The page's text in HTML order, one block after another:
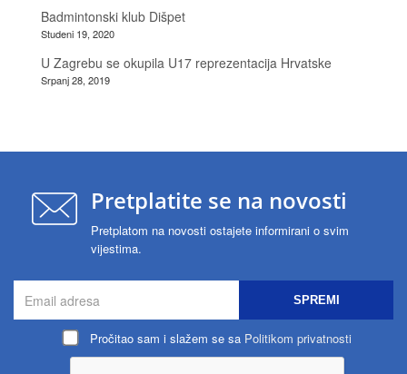
Badmintonski klub Dišpet
Studeni 19, 2020
U Zagrebu se okupila U17 reprezentacija Hrvatske
Srpanj 28, 2019
Pretplatite se na novosti
Pretplatom na novosti ostajete informirani o svim
vijestima.
SPREMI
Pročitao sam i slažem se sa Politikom privatnosti